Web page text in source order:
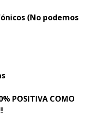
(No podemos
POSITIVA COMO